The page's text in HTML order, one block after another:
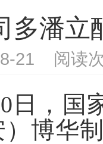
多潘立
21 阅读
日，国
博华